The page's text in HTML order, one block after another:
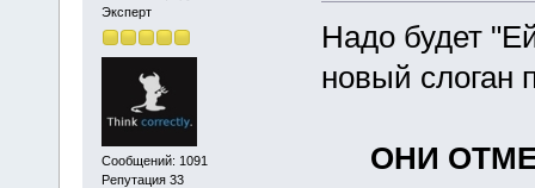
Эксперт
Сообщений: 1091
Репутация 33
Надо будет
новый слоган
ОНИ